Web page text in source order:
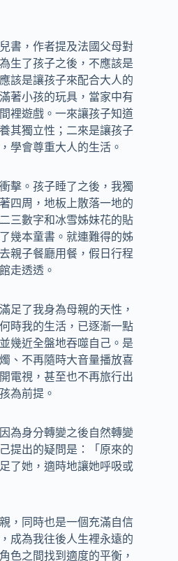
書，作者提及法國父母對
生了孩子之後，不應該是
該是讓孩子來配合大人的
著小孩的玩具，當家中有
裡遊戲。一來讓孩子知道
其獨立性；二來是讓孩子
學會尊重大人的生活。
擊。孩子睡了之後，我獨
四周，地板上散落一地的
三數字和冰雪姊妹花的貼
幾本童書。就連難得的姊
親子餐廳用餐，假日行程
走透透。
足了我身為母親的天性，
時我的生活，已逐漸一點
幾近全盤地吞噬自己。是
、不再隨時大音量播放喜
電視，甚至也不再旅行出
為前提。
為身分轉變之後自然轉變
提出的疑問是：「原來的
了她，適時地讓她呼吸或
，同時也是一個充滿自信
成為我往後人生裡永遠的
色之間找到適度的平衡，